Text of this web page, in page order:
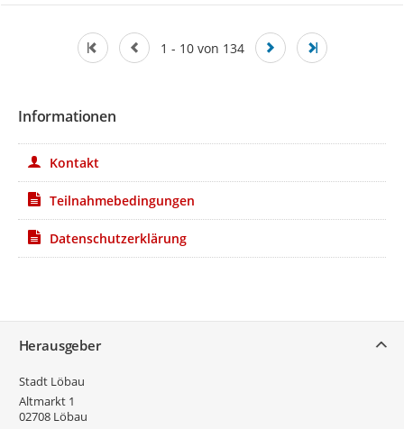
1 - 10 von 134
Informationen
Kontakt
Teilnahmebedingungen
Datenschutzerklärung
Herausgeber
Stadt Löbau
Altmarkt 1
02708 Löbau